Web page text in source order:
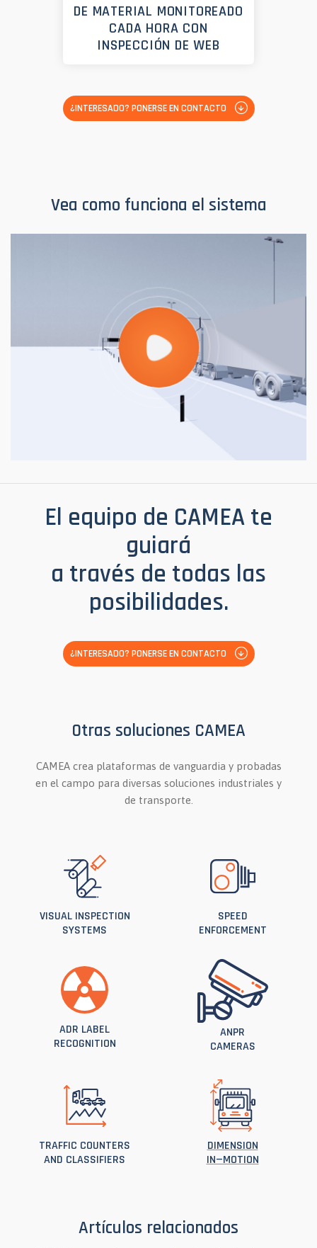
DE MATERIAL MONITOREADO
CADA HORA CON
INSPECCIÓN DE WEB
¿INTERESADO? PONERSE EN CONTACTO
Vea como funciona el sistema
El equipo de CAMEA te
guiará
a través de todas las
posibilidades.
¿INTERESADO? PONERSE EN CONTACTO
Otras soluciones CAMEA
CAMEA crea plataformas de vanguardia y probadas
en el campo para diversas soluciones industriales y
de transporte.
VISUAL INSPECTION
SYSTEMS
SPEED
ENFORCEMENT
ADR LABEL
RECOGNITION
ANPR
CAMERAS
TRAFFIC COUNTERS
AND CLASSIFIERS
DIMENSION
IN—MOTION
Artículos relacionados